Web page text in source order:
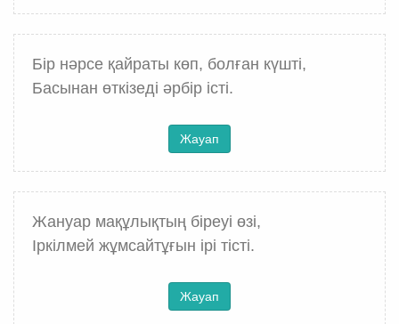
Бір нәрсе қайраты көп, болған күшті,
Басынан өткізеді әрбір істі.
Жауап
Жануар мақұлықтың біреуі өзі,
Іркілмей жұмсайтұғын ірі тісті.
Жауап